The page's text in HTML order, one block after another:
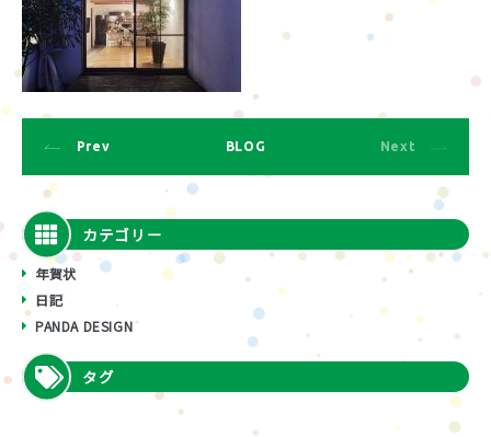
Prev BLOG Next
カテゴリー
年賀状
日記
PANDA DESIGN
タグ